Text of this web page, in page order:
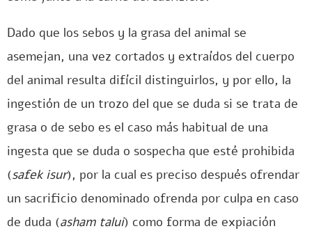
Dado que los sebos y la grasa del animal se
asemejan, una vez cortados y extraídos del cuerpo
del animal resulta difícil distinguirlos, y por ello, la
ingestión de un trozo del que se duda si se trata de
grasa o de sebo es el caso más habitual de una
ingesta que se duda o sospecha que esté prohibida
(safek isur), por la cual es preciso después ofrendar
un sacrificio denominado ofrenda por culpa en caso
de duda (asham talui) como forma de expiación